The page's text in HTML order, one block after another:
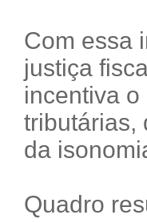
Com essa
justiça
incentiva
tributárias,
da
Quadro